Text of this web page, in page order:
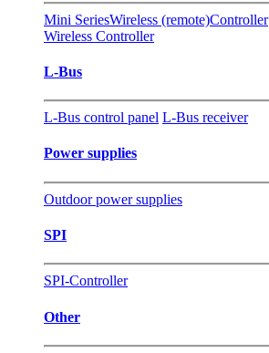
Mini SeriesWireless (remote)Controller
Wireless Controller
L-Bus
L-Bus control panel L-Bus receiver
Power supplies
Outdoor power supplies
SPI
SPI-Controller
Other